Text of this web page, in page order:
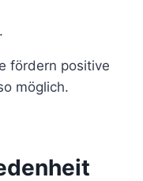
fördern positive
möglich.